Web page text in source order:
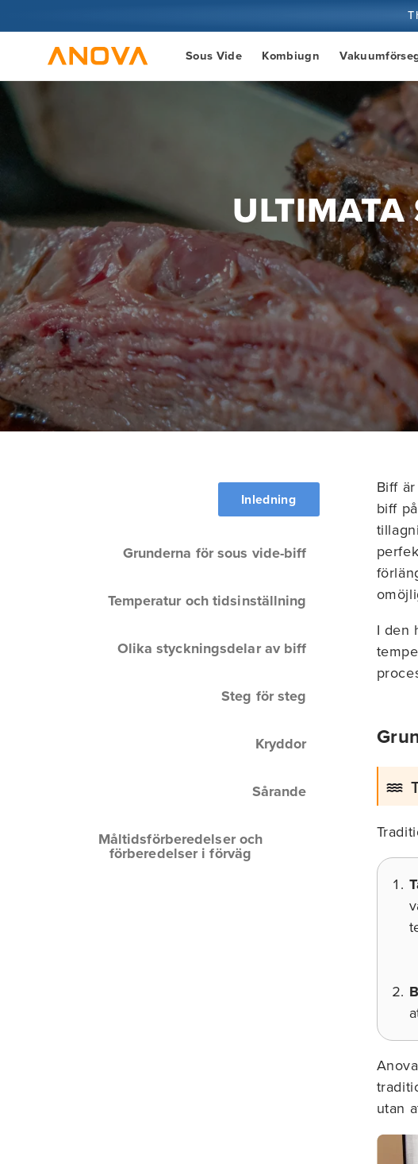
Sous Vide Kombiugn
Inledning
Grunderna för sous vide-biff
Temperatur och tidsinställning
Olika styckningsdelar av biff
Steg för steg
Kryddor
Sårande
Måltidsförberedelser och
förberedelser i förväg
Biff
biff
I den
utan